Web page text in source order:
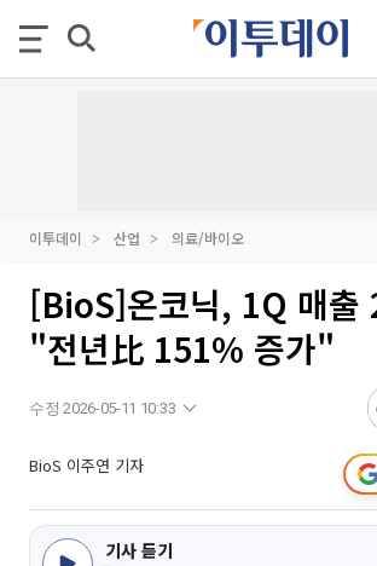
이투데이 산업 의료/바이오
[BioS]온코닉, 1Q 매출
"전년比 151% 증가"
수정 2026-05-11 10:33
BioS 이주연 기자
기사 듣기